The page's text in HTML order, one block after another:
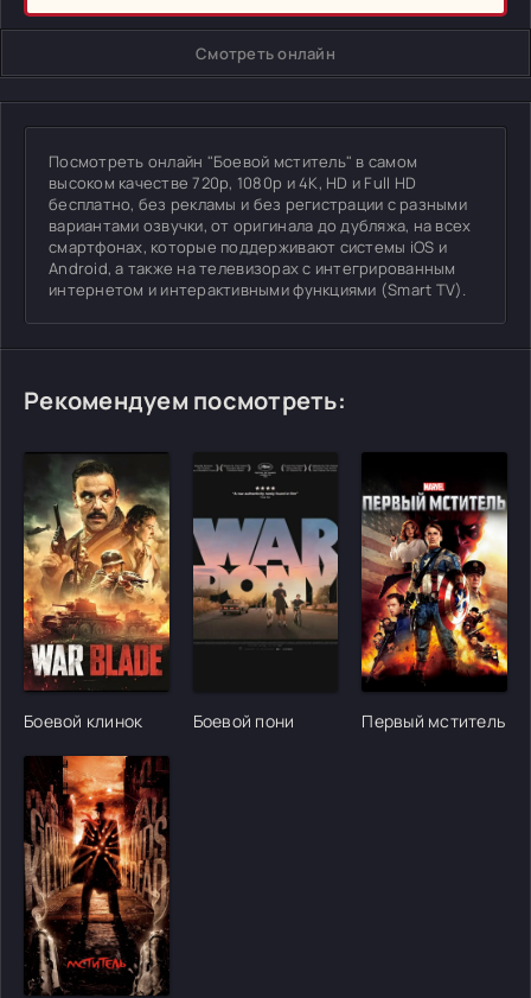
Смотреть онлайн
Посмотреть онлайн "Боевой мститель" в самом
высоком качестве 720p, 1080p и 4K, HD и Full HD
бесплатно, без рекламы и без регистрации с разными
вариантами озвучки, от оригинала до дубляжа, на всех
смартфонах, которые поддерживают системы iOS и
Android, а также на телевизорах с интегрированным
интернетом и интерактивными функциями (Smart TV).
Рекомендуем посмотреть:
[/xfgiven_cvh_poster_urlcvh_poster_url]
Боевой клинок
[/xfgiven_cvh_poster_urlcvh_poster_url]
Боевой пони
[/
Первый мститель
[/xfgiven_cvh_poster_urlcvh_poster_url]